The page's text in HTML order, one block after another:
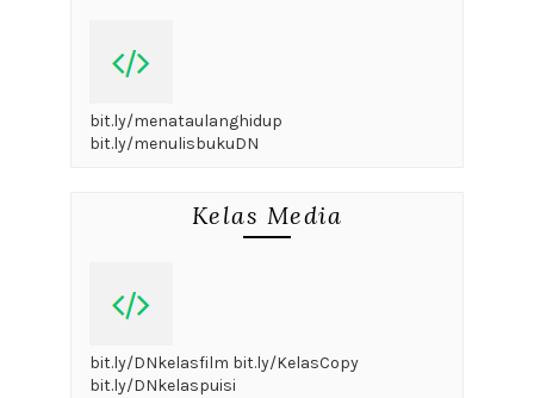
bit.ly/menataulanghidup
bit.ly/menulisbukuDN
Kelas Media
bit.ly/DNkelasfilm bit.ly/KelasCopy
bit.ly/DNkelaspuisi